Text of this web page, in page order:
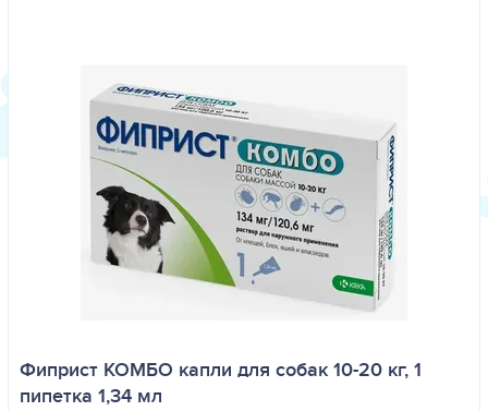
Фиприст КОМБО капли для собак 10-20 кг, 1
пипетка 1,34 мл